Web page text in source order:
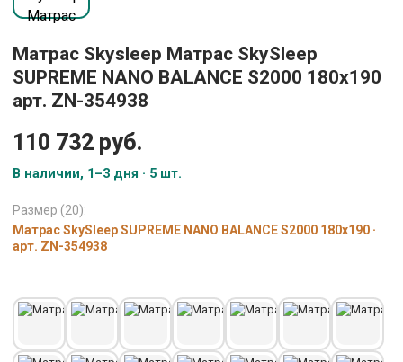
Матрас Skysleep Матрас SkySleep
SUPREME NANO BALANCE S2000 180x190
арт. ZN-354938
110 732 руб.
В наличии, 1–3 дня · 5 шт.
Размер (20):
Матрас SkySleep SUPREME NANO BALANCE S2000 180x190 ·
арт. ZN-354938